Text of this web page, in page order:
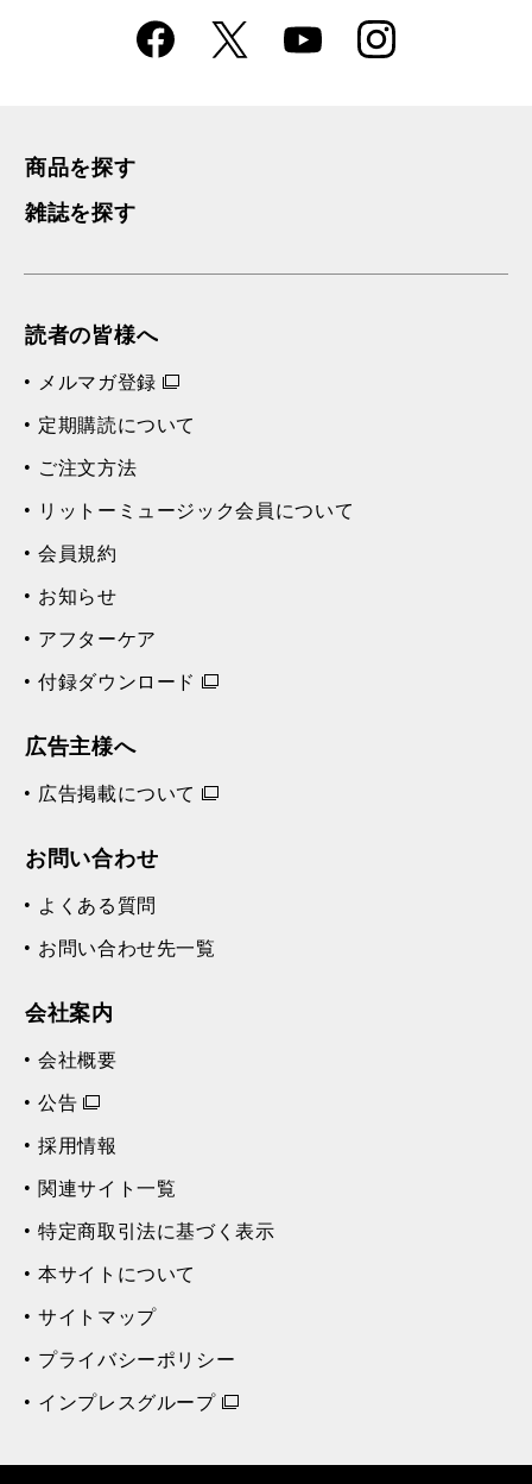
Faceboo
k
X YouTube Instagra
m
商品を探す
雑誌を探す
読者の皆様へ
メルマガ登録
定期購読について
ご注文方法
リットーミュージック会員について
会員規約
お知らせ
アフターケア
付録ダウンロード
広告主様へ
広告掲載について
お問い合わせ
よくある質問
お問い合わせ先一覧
会社案内
会社概要
公告
採用情報
関連サイト一覧
特定商取引法に基づく表示
本サイトについて
サイトマップ
プライバシーポリシー
インプレスグループ